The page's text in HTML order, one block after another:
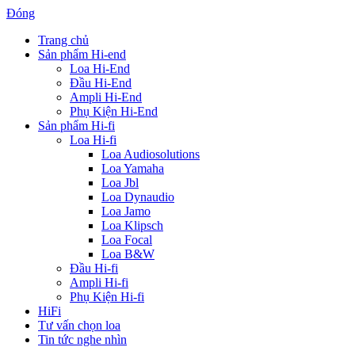
Đóng
Trang chủ
Sản phẩm Hi-end
Loa Hi-End
Đầu Hi-End
Ampli Hi-End
Phụ Kiện Hi-End
Sản phẩm Hi-fi
Loa Hi-fi
Loa Audiosolutions
Loa Yamaha
Loa Jbl
Loa Dynaudio
Loa Jamo
Loa Klipsch
Loa Focal
Loa B&W
Đầu Hi-fi
Ampli Hi-fi
Phụ Kiện Hi-fi
HiFi
Tư vấn chọn loa
Tin tức nghe nhìn